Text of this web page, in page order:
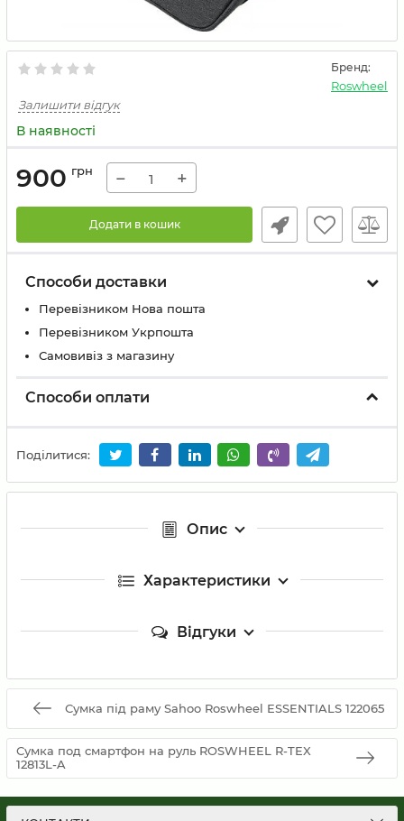
Бренд:
Roswheel
Залишити відгук
В наявності
900 грн − +
Додати в кошик
Способи доставки
Перевізником Нова пошта
Перевізником Укрпошта
Самовивіз з магазину
Способи оплати
Поділитися:
Опис
Характеристики
Відгуки
Сумка під раму Sahoo Roswheel ESSENTIALS 122065
Сумка под смартфон на руль ROSWHEEL R-TEX
12813L-A